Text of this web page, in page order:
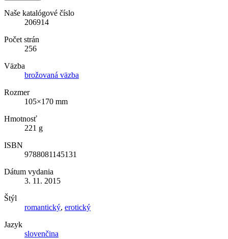
Naše katalógové číslo
206914
Počet strán
256
Väzba
brožovaná väzba
Rozmer
105×170 mm
Hmotnosť
221 g
ISBN
9788081145131
Dátum vydania
3. 11. 2015
Štýl
romantický, erotický
Jazyk
slovenčina